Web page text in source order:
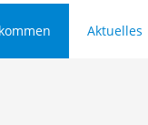
Aktuelles